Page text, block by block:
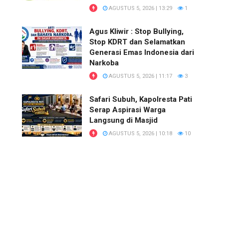
AGUSTUS 5, 2026 | 13:29 1
Agus Kliwir : Stop Bullying,
Stop KDRT dan Selamatkan
Generasi Emas Indonesia dari
Narkoba
AGUSTUS 5, 2026 | 11:17 3
Safari Subuh, Kapolresta Pati
Serap Aspirasi Warga
Langsung di Masjid
AGUSTUS 5, 2026 | 10:18 10